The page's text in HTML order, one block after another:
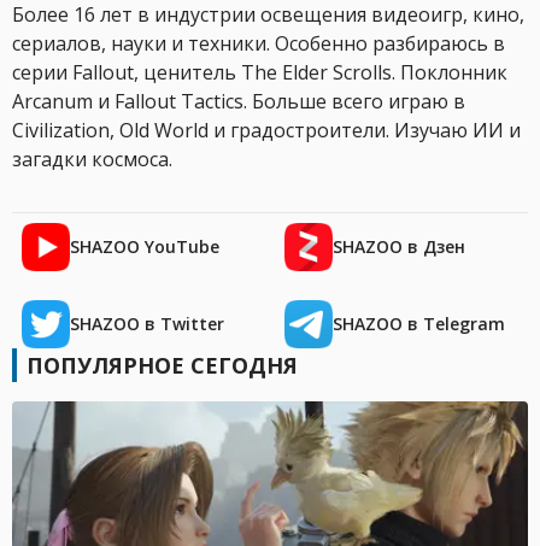
Более 16 лет в индустрии освещения видеоигр, кино,
сериалов, науки и техники. Особенно разбираюсь в
серии Fallout, ценитель The Elder Scrolls. Поклонник
Arcanum и Fallout Tactics. Больше всего играю в
Civilization, Old World и градостроители. Изучаю ИИ и
загадки космоса.
SHAZOO YouTube SHAZOO в Дзен
SHAZOO в Twitter SHAZOO в Telegram
ПОПУЛЯРНОЕ СЕГОДНЯ